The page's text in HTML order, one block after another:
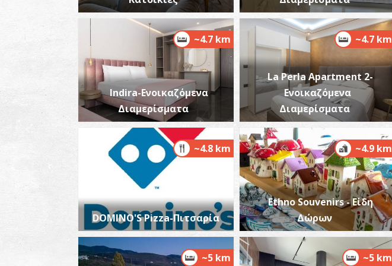
~4.7 km
Indira-Ενοικαζόμενα
Διαμερίσματα
~4.7 km
La Perla Apartment 2-
Ενοικαζόμενα
Διαμερίσματα
~4.8 km
DOMINO'S Pizza-Πιτσαρία
~4.9 km
Ethno Souvenirs - Είδη
Δώρων
~5 km ~5 km